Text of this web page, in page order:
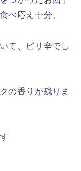
べ応え十分。
て、ピリ辛でし
の香りが残りま